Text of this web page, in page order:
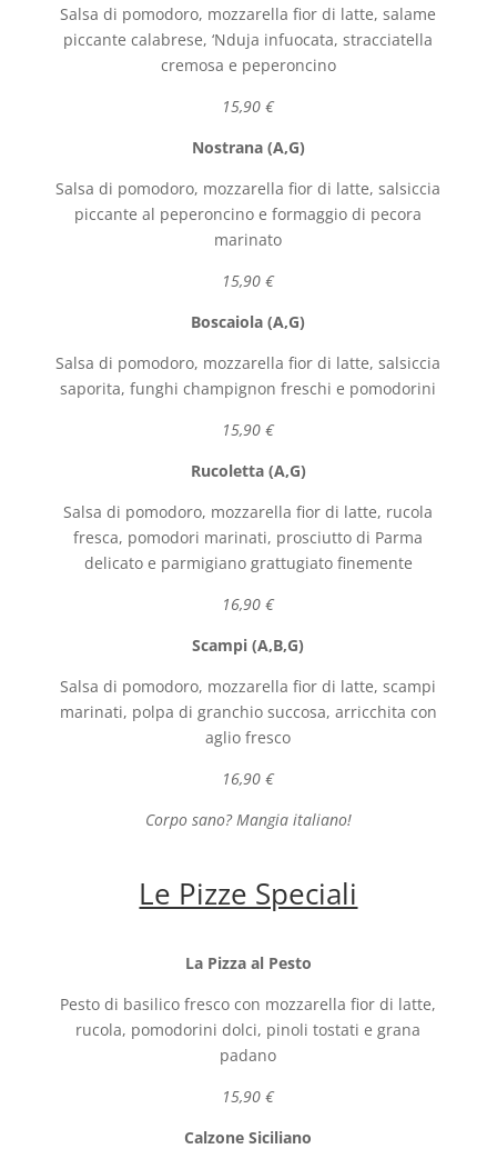
Salsa di pomodoro, mozzarella fior di latte, salame
piccante calabrese, ‘Nduja infuocata, stracciatella
cremosa e peperoncino
15,90 €
Nostrana (A,G)
Salsa di pomodoro, mozzarella fior di latte, salsiccia
piccante al peperoncino e formaggio di pecora
marinato
15,90 €
Boscaiola (A,G)
Salsa di pomodoro, mozzarella fior di latte, salsiccia
saporita, funghi champignon freschi e pomodorini
15,90 €
Rucoletta (A,G)
Salsa di pomodoro, mozzarella fior di latte, rucola
fresca, pomodori marinati, prosciutto di Parma
delicato e parmigiano grattugiato finemente
16,90 €
Scampi (A,B,G)
Salsa di pomodoro, mozzarella fior di latte, scampi
marinati, polpa di granchio succosa, arricchita con
aglio fresco
16,90 €
Corpo sano? Mangia italiano!
Le Pizze Speciali
La Pizza al Pesto
Pesto di basilico fresco con mozzarella fior di latte,
rucola, pomodorini dolci, pinoli tostati e grana
padano
15,90 €
Calzone Siciliano